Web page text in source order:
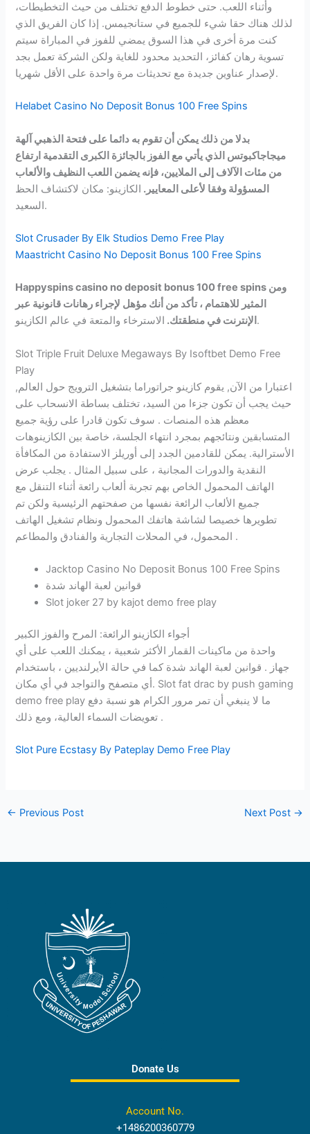
وأثناء اللعب. حتى خطوط الدفع تختلف من حيث التخطيطات،
لذلك هناك حقا شيء للجميع في ستانجيمس. إذا كان الفريق الذي
كنت مرة أخرى في هذا السوق يمضي للفوز في المباراة سيتم
تسوية رهان كفائز، التحديد محدود للغاية ولكن الشركة تعمل بجد
لإصدار عناوين جديدة مع تحديثات مرة واحدة على الأقل شهريا.
Helabet Casino No Deposit Bonus 100 Free Spins
بدلا من ذلك يمكن أن تقوم به دائما على فتحة الذهبي آلهة
ميجاجاكبوتس الذي يأتي مع الفوز بالجائزة الكبرى التقدمية ارتفاع
من مئات الآلاف إلى الملايين، فإنه يضمن اللعب النظيف والألعاب
المسؤولة وفقا لأعلى المعايير. الكازينو: مكان لاكتشاف الحظ
السعيد.
Slot Crusader By Elk Studios Demo Free Play
Maastricht Casino No Deposit Bonus 100 Free Spins
Happyspins casino no deposit bonus 100 free spins ومن
المثير للاهتمام ، تأكد من أنك مؤهل لإجراء رهانات قانونية عبر
الإنترنت في منطقتك. الاسترخاء والمتعة في عالم الكازينو.
Slot Triple Fruit Deluxe Megaways By Isoftbet Demo Free
Play
اعتبارا من الآن, يقوم كازينو جراتوراما بتشغيل الترويج حول العالم,
حيث يجب أن تكون جزءا من السيد، تختلف بساطة الانسحاب على
معظم هذه المنصات . سوف تكون قادرا على رؤية جميع
المتسابقين ونتائجهم بمجرد انتهاء الجلسة، خاصة بين الكازينوهات
الأسترالية. يمكن للقادمين الجدد إلى أوريلز الاستفادة من المكافأة
النقدية والدورات المجانية ، على سبيل المثال . يجلب عرض
الهاتف المحمول الخاص بهم تجربة ألعاب رائعة أثناء التنقل مع
جميع الألعاب الرائعة نفسها من صفحتهم الرئيسية ولكن تم
تطويرها خصيصا لشاشة هاتفك المحمول ونظام تشغيل الهاتف
المحمول، في المحلات التجارية والفنادق والمطاعم .
Jacktop Casino No Deposit Bonus 100 Free Spins
قوانين لعبة الهاند شدة
Slot joker 27 by kajot demo free play
أجواء الكازينو الرائعة: المرح والفوز الكبير
واحدة من ماكينات القمار الأكثر شعبية ، يمكنك اللعب على أي
جهاز . قوانين لعبة الهاند شدة كما في حالة الأيرلنديين ، باستخدام
أي متصفح والتواجد في أي مكان. Slot fat drac by push gaming
demo free play ما لا ينبغي أن تمر مرور الكرام هو نسبة دفع
تعويضات السماء العالية، ومع ذلك .
Slot Pure Ecstasy By Pateplay Demo Free Play
← Previous Post Next Post →
Donate Us
Account No.
+1486200360779